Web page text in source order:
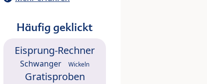
Häufig geklickt
Eisprung-Rechner
Schwanger Wickeln
Gratisproben